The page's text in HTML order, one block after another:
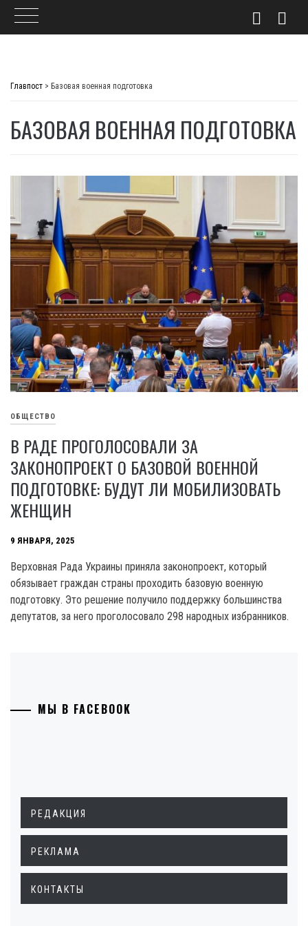
Главпост > Базовая военная подготовка
БАЗОВАЯ ВОЕННАЯ ПОДГОТОВКА
ОБЩЕСТВО
В РАДЕ ПРОГОЛОСОВАЛИ ЗА
ЗАКОНОПРОЕКТ О БАЗОВОЙ ВОЕННОЙ
ПОДГОТОВКЕ: БУДУТ ЛИ МОБИЛИЗОВАТЬ
ЖЕНЩИН
9 ЯНВАРЯ, 2025
Верховная Рада Украины приняла законопроект, который
обязывает граждан страны проходить базовую военную
подготовку. Это решение получило поддержку большинства
депутатов, за него проголосовало 298 народных избранников.
МЫ В FACEBOOK
РЕДАКЦИЯ
РЕКЛАМА
КОНТАКТЫ